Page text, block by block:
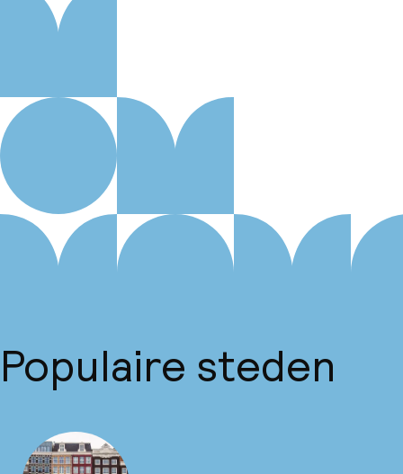
Populaire steden